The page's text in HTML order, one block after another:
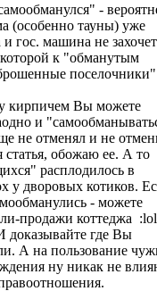
-
(особенно тауны) уже
гос. машина не захочет
к "обманутым
кирпичем Вы можете
и
не отменял и не
обожаю ее. А то
расплодилось в
у дворовых котиков.
- можете
продажи коттеджа
доказывайте где Вы
А на пользование
ну никак не